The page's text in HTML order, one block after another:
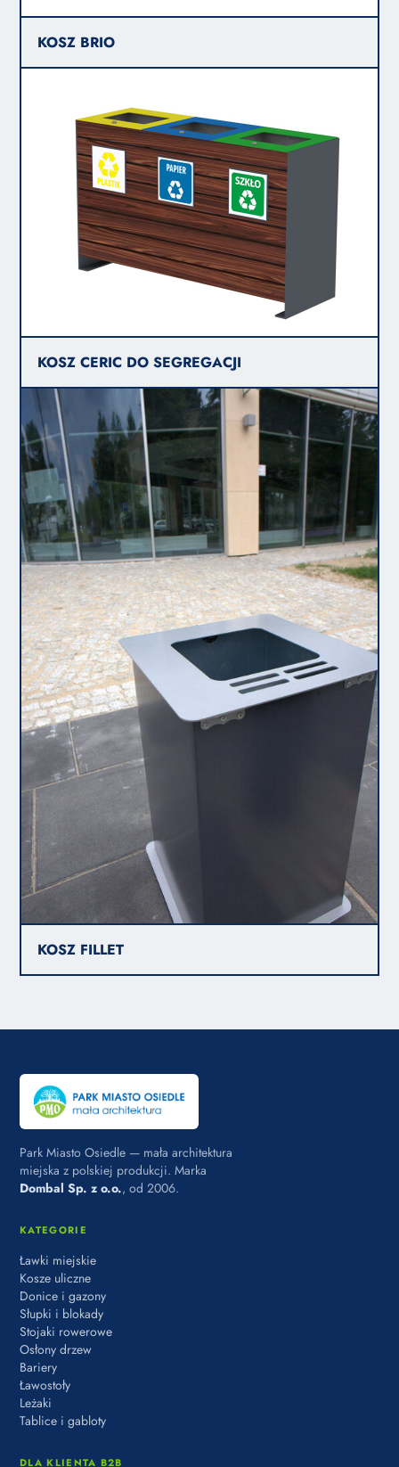
KOSZ BRIO
KOSZ CERIC DO SEGREGACJI
KOSZ FILLET
Park Miasto Osiedle — mała architektura
miejska z polskiej produkcji. Marka
Dombal Sp. z o.o., od 2006.
KATEGORIE
Ławki miejskie
Kosze uliczne
Donice i gazony
Słupki i blokady
Stojaki rowerowe
Osłony drzew
Bariery
Ławostoły
Leżaki
Tablice i gabloty
DLA KLIENTA B2B